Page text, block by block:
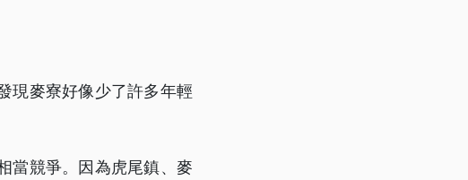
現麥寮好像少了許多年輕
當競爭。因為虎尾鎮、麥